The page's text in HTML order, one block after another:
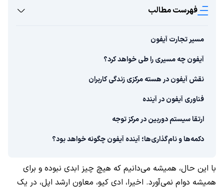
فهرست مطالب
مسیر تجارت آیفون
آیفون چه مسیری را طی خواهد کرد؟
نقش آیفون در هسته مرکزی زندگی کاربران
فناوری آیفون در آینده
ارتقا سیستم دوربین در مرکز توجه
دکمه‌ها و نام‌‌گذاری‌ها؛ آینده آیفون چگونه خواهد بود؟
با این حال، همیشه می‌دانیم که هیچ چیز ابدی نبوده و برای
همیشه دوام نمی‌آورد. اخیرا، ادی کیو، معاون ارشد اپل، در یک